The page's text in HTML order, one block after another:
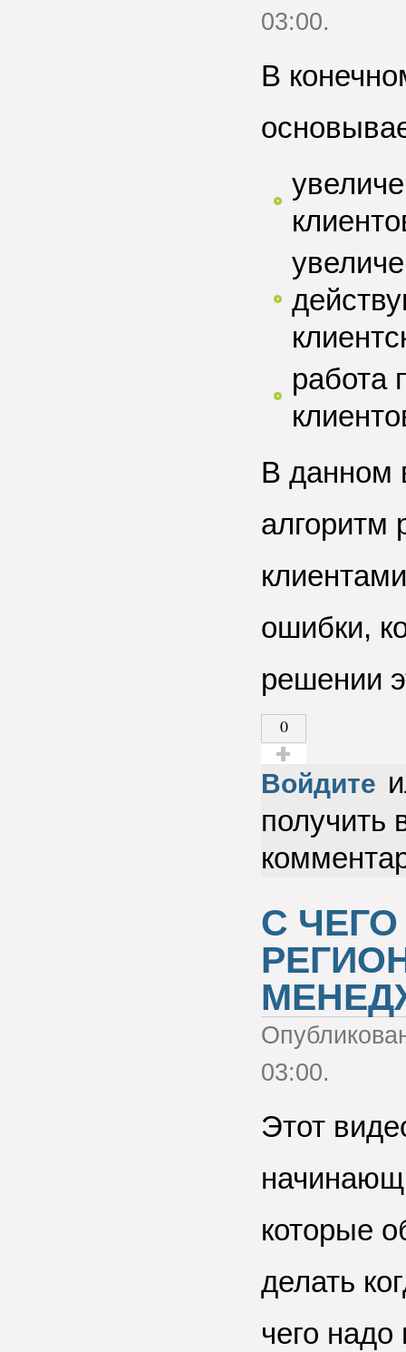
03:00.
В
работа
В данном
алгоритм
ошибки,
решении
0
Голос за!
Войдите
получить
С
03:00.
Этот
которые
делать
чего